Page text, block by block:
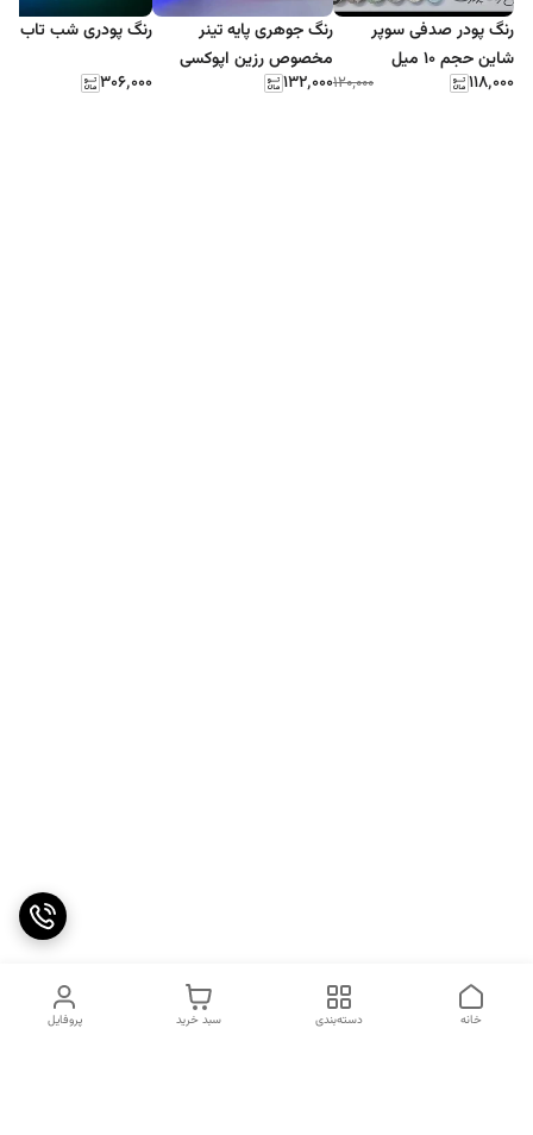
رنگ پودر صدفی سوپر
شاین حجم ۱۰ میل
۱۱۸٬۰۰۰
۱۲۰٬۰۰۰
رنگ جوهری پایه تینر
مخصوص رزین اپوکسی
حجم 30میل
۱۳۲٬۰۰۰
رنگ پودری شب تاب
۳۰۶٬۰۰۰
پروفایل سبد خرید دسته‌بندی خانه